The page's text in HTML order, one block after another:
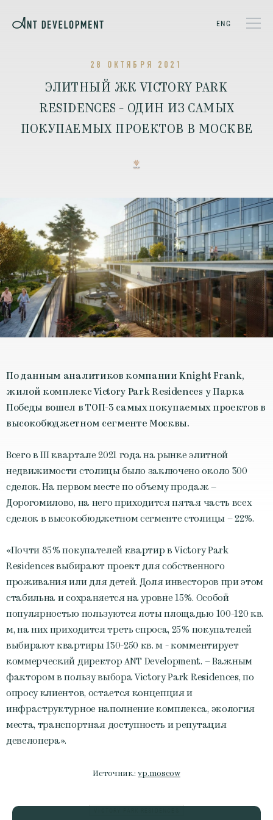
ENG
28 ОКТЯБРЯ 2021
ЭЛИТНЫЙ ЖК VICTORY PARK
RESIDENCES - ОДИН ИЗ САМЫХ
ПОКУПАЕМЫХ ПРОЕКТОВ В МОСКВЕ
По данным аналитиков компании Knight Frank,
жилой комплекс Victory Park Residences у Парка
Победы вошел в ТОП-3 самых покупаемых проектов в
высокобюджетном сегменте Москвы.
Всего в III квартале 2021 года на рынке элитной
недвижимости столицы было заключено около 300
сделок. На первом месте по объему продаж –
Дорогомилово, на него приходится пятая часть всех
сделок в высокобюджетном сегменте столицы – 22%.
«Почти 85% покупателей квартир в Victory Park
Residences выбирают проект для собственного
проживания или для детей. Доля инвесторов при этом
стабильна и сохраняется на уровне 15%. Особой
популярностью пользуются лоты площадью 100-120 кв.
м, на них приходится треть спроса, 25% покупателей
выбирают квартиры 130-250 кв. м - комментирует
коммерческий директор ANT Development. – Важным
фактором в пользу выбора Victory Park Residences, по
опросу клиентов, остается концепция и
инфраструктурное наполнение комплекса, экология
места, транспортная доступность и репутация
девелопера».
Источник:vp.moscow